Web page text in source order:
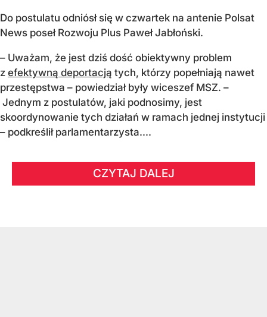
Do postulatu odniósł się w czwartek na antenie Polsat
News poseł Rozwoju Plus Paweł Jabłoński.
– Uważam, że jest dziś dość obiektywny problem
z efektywną deportacją tych, którzy popełniają nawet
przestępstwa – powiedział były wiceszef MSZ. –
Jednym z postulatów, jaki podnosimy, jest
skoordynowanie tych działań w ramach jednej instytucji
– podkreślił parlamentarzysta....
CZYTAJ DALEJ